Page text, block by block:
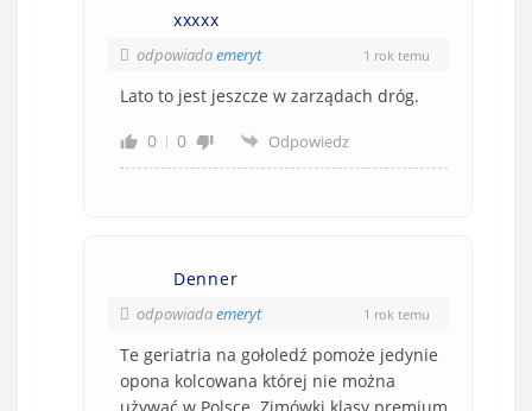
xxxxx
odpowiadaemeryt 1 rok temu
Lato to jest jeszcze w zarządach dróg.
0
0 Odpowiedz
Denner
odpowiadaemeryt 1 rok temu
Te geriatria na gołoledź pomoże jedynie
opona kolcowana której nie można